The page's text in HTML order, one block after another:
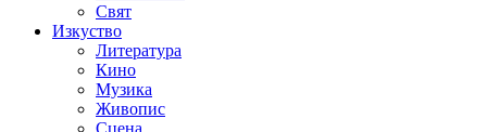
Свят
Изкуство
Литература
Кино
Музика
Живопис
Сцена